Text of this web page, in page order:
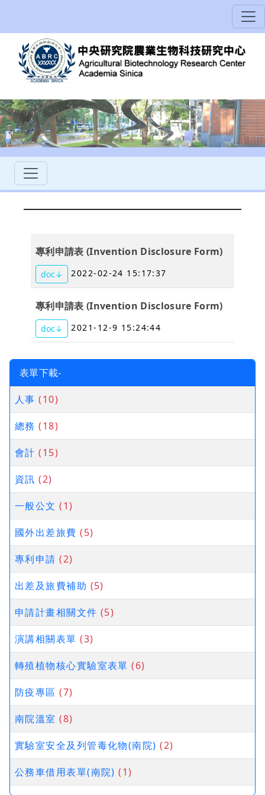
專利申請表 (Invention Disclosure Form)
doc↓ 2022-02-24 15:17:37
專利申請表 (Invention Disclosure Form)
doc↓ 2021-12-9 15:24:44
表單下載-
人事 (10)
總務 (18)
會計 (15)
資訊 (2)
一般公文 (1)
國外出差旅費 (5)
專利申請 (2)
出差及旅費補助 (5)
申請計畫相關文件 (5)
演講相關表單 (3)
轉殖植物核心實驗室表單 (6)
防疫專區 (7)
南院溫室 (8)
實驗室安全及列管毒化物(南院) (2)
公務車借用表單(南院) (1)